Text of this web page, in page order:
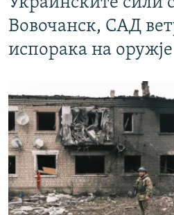
главната
навигација
на
ВЕСТИ
ШТО ТРЕБА ДА ЗНАЕТЕ
ПРИЈАВИ СЕ ЗА ЊУЗЛЕТЕР
ПОДКАСТ ЗОШТО?
СЛЕДЕТЕ НЕ
РСЕ веб страници
Вовочанск, САД
испорака на оружје